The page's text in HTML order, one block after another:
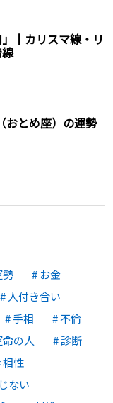
┃カリスマ線・リ
おとめ座）の運勢
勢
お金
人付き合い
手相
不倫
命の人
診断
相性
ない